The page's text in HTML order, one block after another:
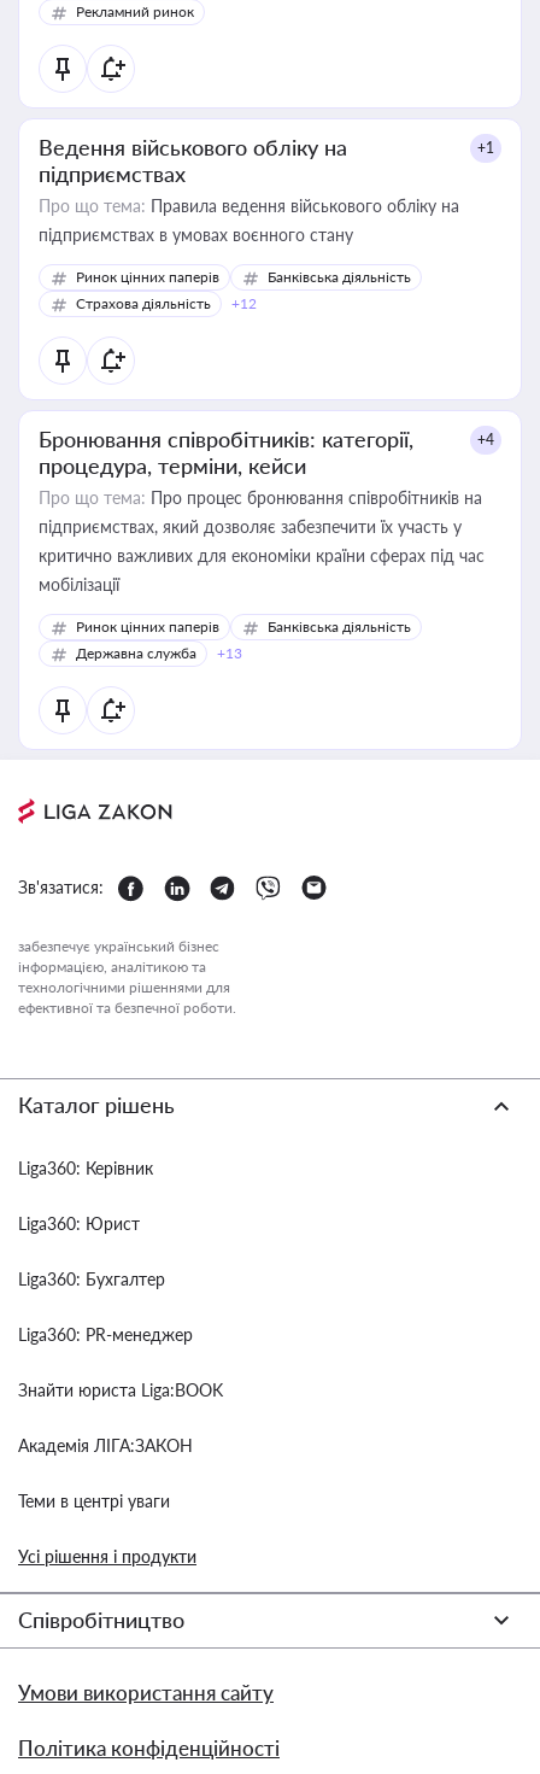
Рекламний ринок
Ведення військового обліку на
підприємствах
+1
Про що тема: Правила ведення військового обліку на
підприємствах в умовах воєнного стану
Ринок цінних паперів
Банківська діяльність
Страхова діяльність
+12
Бронювання співробітників: категорії,
процедура, терміни, кейси
+4
Про що тема: Про процес бронювання співробітників на
підприємствах, який дозволяє забезпечити їх участь у
критично важливих для економіки країни сферах під час
мобілізації
Ринок цінних паперів
Банківська діяльність
Державна служба
+13
Зв'язатися:
забезпечує український бізнес
інформацією, аналітикою та
технологічними рішеннями для
ефективної та безпечної роботи.
Каталог рішень
Liga360: Керівник
Liga360: Юрист
Liga360: Бухгалтер
Liga360: PR-менеджер
Знайти юриста Liga:BOOK
Академія ЛІГА:ЗАКОН
Теми в центрі уваги
Усі рішення і продукти
Співробітництво
Умови використання сайту
Політика конфіденційності